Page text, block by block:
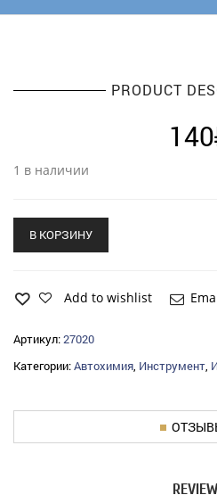
PRODUCT
140
1 в наличии
В КОРЗИНУ
Add to wishlist
Артикул:27020
Категории:Автохимия, Инструмент,